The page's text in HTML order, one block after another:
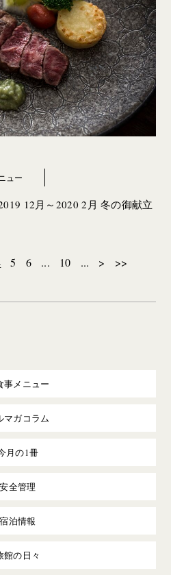
ュー
12月～2020 2月 冬の御献立
5 6 ... 10 ... > >>
事メニュー
マガコラム
月の1冊
安全管理
宿泊情報
館の日々